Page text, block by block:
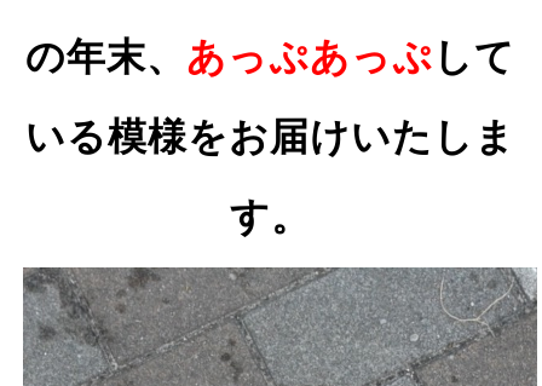
の年末、 あっぷあっぷ して
いる模様をお届けいたしま
す。